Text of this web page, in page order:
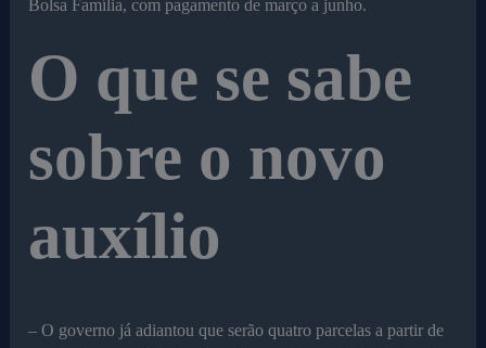
Bolsa Família, com pagamento de março a junho.
O que se sabe
sobre o novo
auxílio
– O governo já adiantou que serão quatro parcelas a partir de